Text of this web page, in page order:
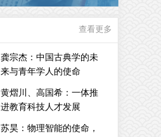
查看更多
龚宗杰：中国古典学的未
来与青年学人的使命
黄熠川、高国希：一体推
进教育科技人才发展
苏昊：物理智能的使命，